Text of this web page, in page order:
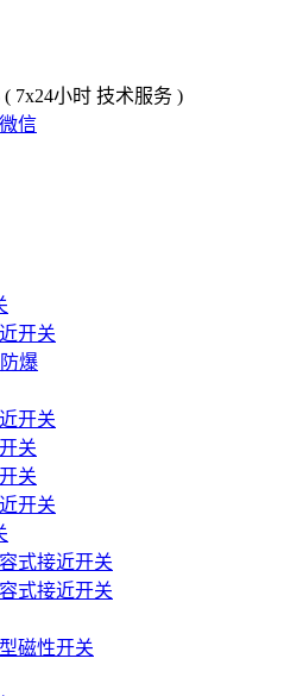
( 7x24小时 技术服务 )
信
开关
爆
开关
关
关
开关
式接近开关
式接近开关
磁性开关